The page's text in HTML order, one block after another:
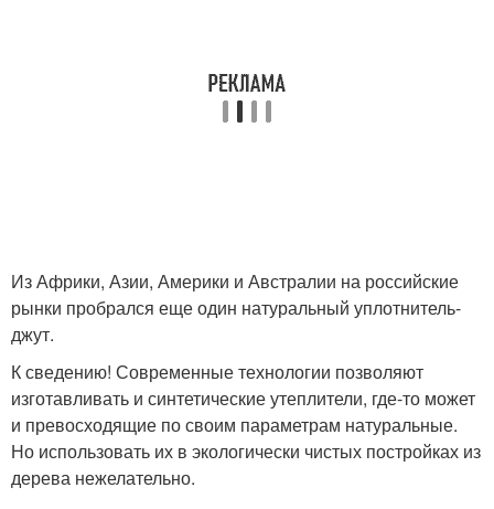
Из Африки, Азии, Америки и Австралии на российские
рынки пробрался еще один натуральный уплотнитель-
джут.
К сведению! Современные технологии позволяют
изготавливать и синтетические утеплители, где-то может
и превосходящие по своим параметрам натуральные.
Но использовать их в экологически чистых постройках из
дерева нежелательно.